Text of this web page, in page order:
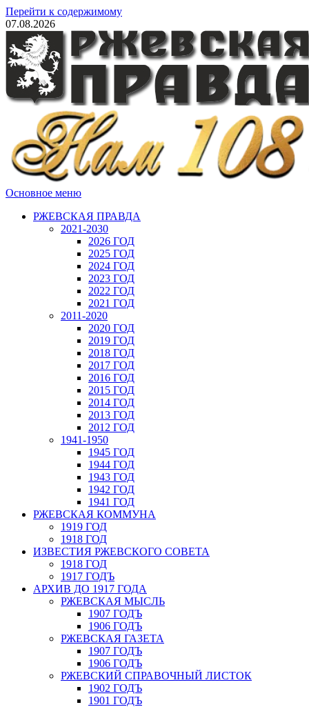
Перейти к содержимому
07.08.2026
Основное меню
РЖЕВСКАЯ ПРАВДА
2021-2030
2026 ГОД
2025 ГОД
2024 ГОД
2023 ГОД
2022 ГОД
2021 ГОД
2011-2020
2020 ГОД
2019 ГОД
2018 ГОД
2017 ГОД
2016 ГОД
2015 ГОД
2014 ГОД
2013 ГОД
2012 ГОД
1941-1950
1945 ГОД
1944 ГОД
1943 ГОД
1942 ГОД
1941 ГОД
РЖЕВСКАЯ КОММУНА
1919 ГОД
1918 ГОД
ИЗВЕСТИЯ РЖЕВСКОГО СОВЕТА
1918 ГОД
1917 ГОДЪ
АРХИВ ДО 1917 ГОДА
РЖЕВСКАЯ МЫСЛЬ
1907 ГОДЪ
1906 ГОДЪ
РЖЕВСКАЯ ГАЗЕТА
1907 ГОДЪ
1906 ГОДЪ
РЖЕВСКИЙ СПРАВОЧНЫЙ ЛИСТОК
1902 ГОДЪ
1901 ГОДЪ